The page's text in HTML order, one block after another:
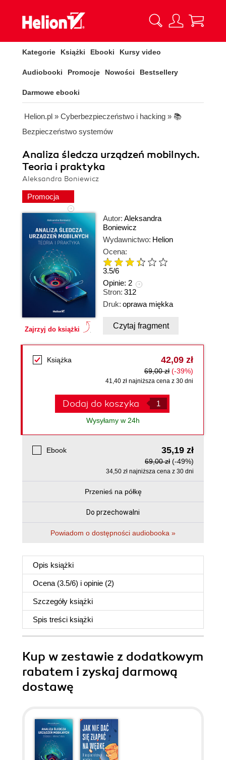
Kategorie Książki Ebooki Kursy video
Audiobooki Promocje Nowości Bestsellery
Darmowe ebooki
Helion.pl » Cyberbezpieczeństwo i hacking » 📚
Bezpieczeństwo systemów
Analiza śledcza urządzeń mobilnych.
Teoria i praktyka
Aleksandra Boniewicz
Promocja
Zajrzyj do książki
Autor: Aleksandra
Boniewicz
Wydawnictwo: Helion
Ocena:
3.5/6
Opinie: 2
Stron: 312
Druk: oprawa miękka
Czytaj fragment
Książka 42,09 zł
69,00 zł (-39%)
41,40 zł najniższa cena z 30 dni
Dodaj do koszyka
Wysyłamy w 24h
Ebook 35,19 zł
69,00 zł (-49%)
34,50 zł najniższa cena z 30 dni
Przenieś na półkę
Do przechowalni
Powiadom o dostępności audiobooka »
Opis książki
Ocena (3.5/6) i opinie (2)
Szczegóły książki
Spis treści książki
Kup w zestawie z dodatkowym
rabatem i zyskaj darmową
dostawę